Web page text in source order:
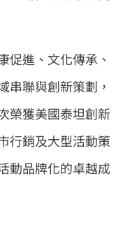
促進、文化傳承、
串聯與創新策劃，
榮獲美國泰坦創新
行銷及大型活動策
動品牌化的卓越成